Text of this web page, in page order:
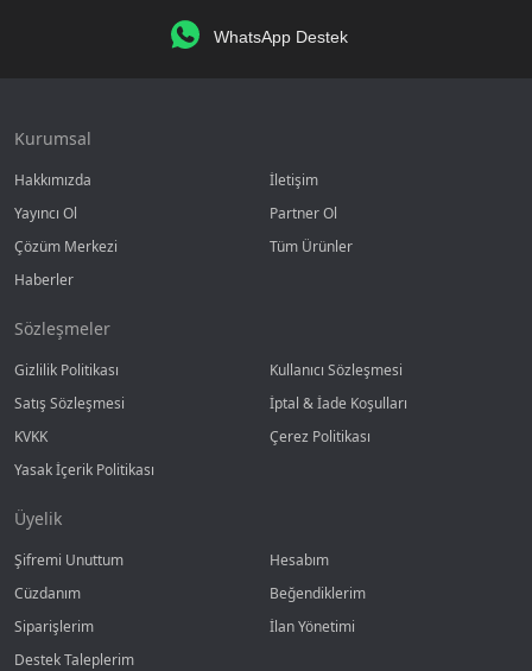
WhatsApp Destek
Kurumsal
Hakkımızda
İletişim
Yayıncı Ol
Partner Ol
Çözüm Merkezi
Tüm Ürünler
Haberler
Sözleşmeler
Gizlilik Politikası
Kullanıcı Sözleşmesi
Satış Sözleşmesi
İptal & İade Koşulları
KVKK
Çerez Politikası
Yasak İçerik Politikası
Üyelik
Şifremi Unuttum
Hesabım
Cüzdanım
Beğendiklerim
Siparişlerim
İlan Yönetimi
Destek Taleplerim